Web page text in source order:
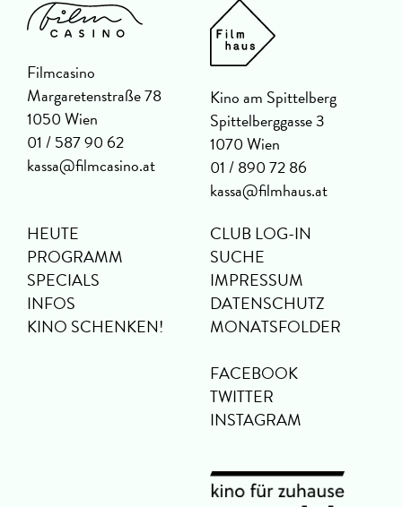
Filmcasino
Margaretenstraße 78
1050 Wien
01 / 587 90 62
kassa@filmcasino.at
Kino am Spittelberg
Spittelberggasse 3
1070 Wien
01 / 890 72 86
kassa@filmhaus.at
HEUTE
PROGRAMM
SPECIALS
INFOS
KINO SCHENKEN!
CLUB LOG-IN
SUCHE
IMPRESSUM
DATENSCHUTZ
MONATSFOLDER
FACEBOOK
TWITTER
INSTAGRAM